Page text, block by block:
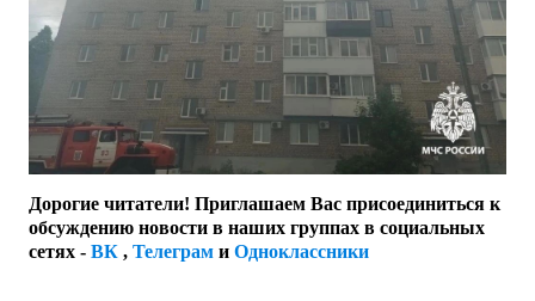
Дорогие читатели! Приглашаем Вас присоединиться к
обсуждению новости в наших группах в социальных
сетях - ВК , Телеграм и Одноклассники